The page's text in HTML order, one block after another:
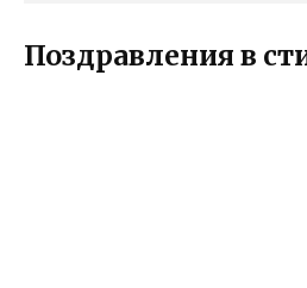
Поздравления в